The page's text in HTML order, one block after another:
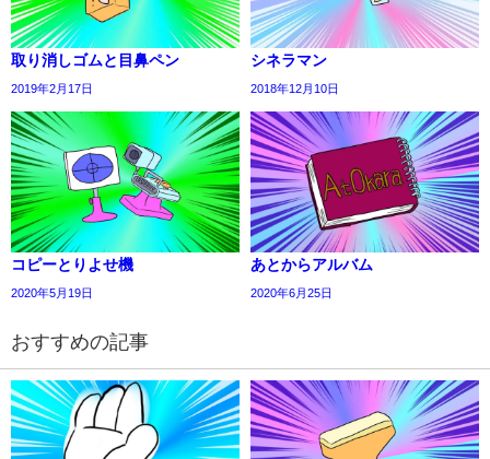
取り消しゴムと目鼻ペン
2019年2月17日
シネラマン
2018年12月10日
コピーとりよせ機
2020年5月19日
あとからアルバム
2020年6月25日
おすすめの記事